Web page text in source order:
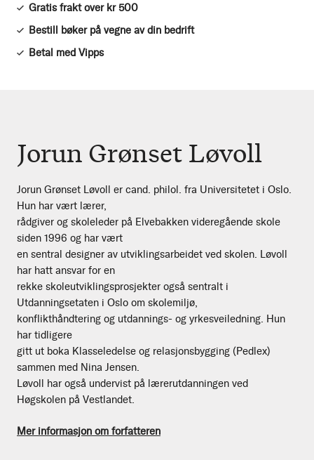
Gratis frakt over kr 500
Bestill bøker på vegne av din bedrift
Betal med Vipps
Jorun Grønset Løvoll
Jorun Grønset Løvoll er cand. philol. fra Universitetet i Oslo.
Hun har vært lærer,
rådgiver og skoleleder på Elvebakken videregående skole
siden 1996 og har vært
en sentral designer av utviklingsarbeidet ved skolen. Løvoll
har hatt ansvar for en
rekke skoleutviklingsprosjekter også sentralt i
Utdanningsetaten i Oslo om skolemiljø,
konflikthåndtering og utdannings- og yrkesveiledning. Hun
har tidligere
gitt ut boka Klasseledelse og relasjonsbygging (Pedlex)
sammen med Nina Jensen.
Løvoll har også undervist på lærerutdanningen ved
Høgskolen på Vestlandet.
Mer informasjon om forfatteren